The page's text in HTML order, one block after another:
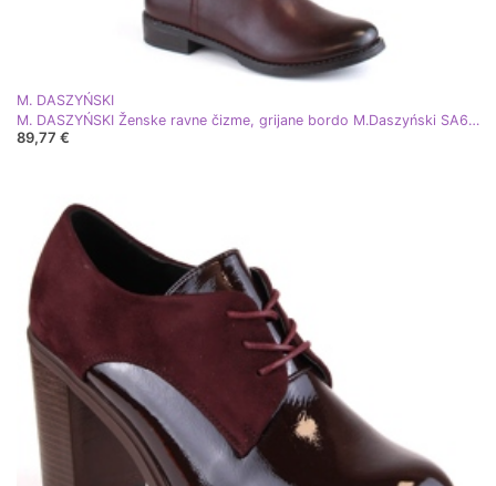
M. DASZYŃSKI
M. DASZYŃSKI Ženske ravne čizme, grijane bordo M.Daszyński SA62-69 crvena
89,77 €